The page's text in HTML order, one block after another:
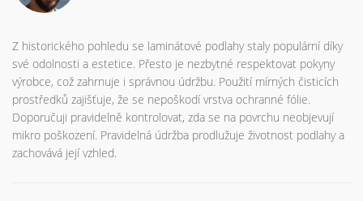
Z historického pohledu se laminátové podlahy staly populární díky
své odolnosti a estetice. Přesto je nezbytné respektovat pokyny
výrobce, což zahrnuje i správnou údržbu. Použití mírných čisticích
prostředků zajišťuje, že se nepoškodí vrstva ochranné fólie.
Doporučuji pravidelně kontrolovat, zda se na povrchu neobjevují
mikro poškození. Pravidelná údržba prodlužuje životnost podlahy a
zachovává její vzhled.